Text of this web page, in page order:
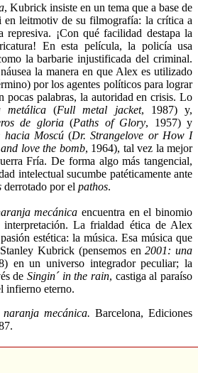
, Kubrick insiste en un tema que a base de
en leitmotiv de su filmografía: la crítica a
represiva. ¡Con qué facilidad destapa la
En esta película, la policía usa
la barbarie injustificada del criminal.
la manera en que Alex es utilizado
por los agentes políticos para lograr
pocas palabras, la autoridad en crisis. Lo
metálica(Full metal jacket, 1987) y,
de gloria(Paths of Glory, 1957) y
hacia Moscú(Dr. Strangelove or How I
love the bomb, 1964), tal vez la mejor
Fría. De forma algo más tangencial,
intelectual sucumbe patéticamente ante
derrotado por el pathos.
mecánica encuentra en el binomio
interpretación. La frialdad ética de Alex
estética: la música. Esa música que
Kubrick (pensemos en2001: una
en un universo integrador peculiar; la
de Singin´ in the rain, castiga al paraíso
infierno eterno.
naranja mecánica. Barcelona, Ediciones